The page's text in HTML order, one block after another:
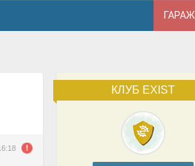
ГАРАЖ
КЛУБ EXIST